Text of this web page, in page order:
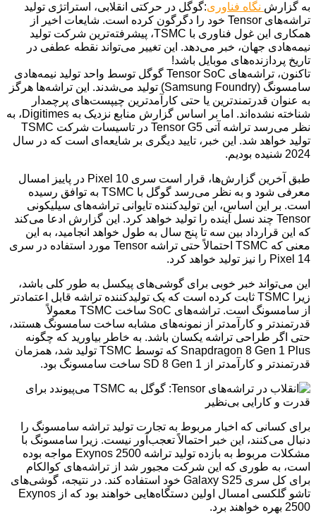
به گزارش نگاه فناوری:گوگل در حرکتی انقلابی، استراتژی تولید
تراشه‌های Tensor خود را دگرگون کرده است. شایعات اخیر از
همکاری این غول فناوری با TSMC، پیشرفته‌ترین شرکت تولید
نیمه‌هادی جهان، خبر می‌دهد. این تغییر می‌تواند نقطه عطفی در
تاریخ پردازنده‌های موبایل باشد!
تاکنون، تراشه‌های Tensor SoC گوگل توسط واحد تولید نیمه‌هادی
سامسونگ (Samsung Foundry) تولید می‌شدند. این تراشه‌ها هرگز
به عنوان قدرتمندترین یا حتی کارآمدترین چیپست‌های پرچمدار
شناخته نشده‌اند. اما بر اساس گزارش منابع نزدیک به Digitimes، به
نظر می‌رسد تراشه آتی Tensor G5 در تاسیسات شرکت TSMC
تولید خواهد شد. این خبر، تایید دیگری بر شایعه‌ای است که در سال
2024 شنیده بودیم.
طبق آخرین گزارش‌ها، قرار است سری Pixel 10 در پاییز امسال
معرفی شود و به نظر می‌رسد گوگل با TSMC به توافق رسیده
است. بر این اساس، این تولیدکننده تایوانی تراشه‌های سیلیکونی
Tensor چند نسل آینده را تولید خواهد کرد. این گزارش ادعا می‌کند
که این قرارداد بین سه تا پنج سال به طول خواهد انجامید، به این
معنی که TSMC احتمالاً حتی تراشه Tensor مورد استفاده در سری
Pixel 14 را نیز تولید خواهد کرد.
این می‌تواند خبر خوبی برای گوشی‌های پیکسل به طور کلی باشد،
زیرا TSMC ثابت کرده است که یک تولیدکننده تراشه قابل اعتمادتر
از سامسونگ است. تراشه‌های SoC ساخت TSMC معمولاً
قدرتمندتر و کارآمدتر از نمونه‌های مشابه ساخت سامسونگ هستند،
حتی اگر طراحی تراشه یکسان باشد. به خاطر بیاورید که چگونه
Snapdragon 8 Gen 1 Plus که توسط TSMC تولید شد، همزمان
قدرتمندتر و کارآمدتر از SD 8 Gen 1 ساخت سامسونگ بود.
برای کسانی که اخبار مربوط به تجارت تولید تراشه سامسونگ را
دنبال می‌کنند، این خبر احتمالاً تعجب‌آور نیست. زیرا سامسونگ با
مشکلات مربوط به بازده تولید تراشه Exynos 2500 مواجه بوده
است، به طوری که این شرکت مجبور شد از تراشه‌های کوالکام
برای کل سری Galaxy S25 خود استفاده کند. در نتیجه، گوشی‌های
تاشو گلکسی امسال اولین دستگاه‌هایی خواهند بود که از Exynos
2500 بهره خواهند برد.